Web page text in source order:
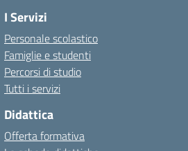
I Servizi
Personale scolastico
Famiglie e studenti
Percorsi di studio
Tutti i servizi
Didattica
Offerta formativa